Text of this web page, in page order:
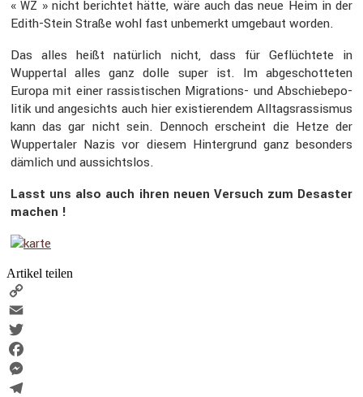
«WZ » nicht berichtet hätte, wäre auch das neue Heim in der
Edith-Stein Straße wohl fast unbemerkt umgebaut worden.
Das alles heißt natür­lich nicht, dass für Geflüch­tete in
Wuppertal alles ganz dolle super ist. Im abgeschot­teten
Europa mit einer rassis­ti­schen Migra­tions- und Abschie­be­po­
litik und angesichts auch hier existie­rendem Alltags­ras­sismus
kann das gar nicht sein. Dennoch erscheint die Hetze der
Wupper­taler Nazis vor diesem Hinter­grund ganz beson­ders
dämlich und aussichtslos.
Lasst uns also auch ihren neuen Versuch zum Desaster
machen !
Artikel teilen
Copy
Link
Email
Twitter
Facebook
Messenger